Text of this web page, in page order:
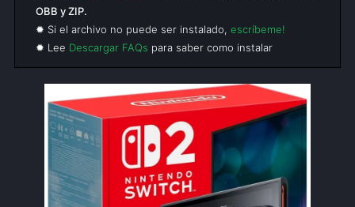
OBB y ZIP.
✹ Si el archivo no puede ser instalado, escríbeme!
✹ Lee Descargar FAQs para saber como instalar